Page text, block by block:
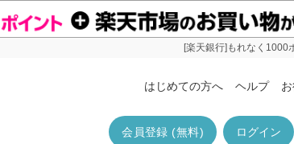
[楽天銀行]もれなく1000
はじめての方へ ヘルプ
ログイン
会員登録 (無料)